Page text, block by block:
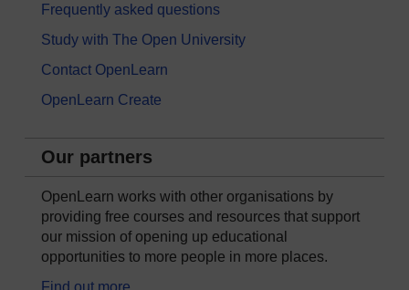
Frequently asked questions
Study with The Open University
Contact OpenLearn
OpenLearn Create
Our partners
OpenLearn works with other organisations by
providing free courses and resources that support
our mission of opening up educational
opportunities to more people in more places.
Find out more